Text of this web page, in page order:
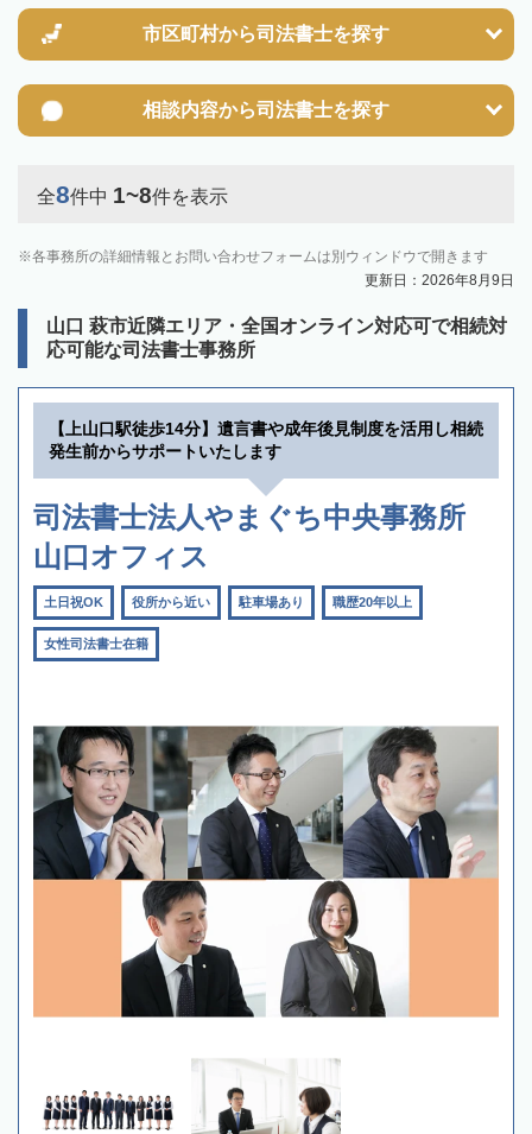
市区町村から司法書士を探す
相談内容から司法書士を探す
全8件中 1~8件を表示
各事務所の詳細情報とお問い合わせフォームは別ウィンドウで開きます
更新日：2026年8月9日
山口 萩市近隣エリア・全国オンライン対応可で相続対
応可能な司法書士事務所
【上山口駅徒歩14分】遺言書や成年後見制度を活用し相続
発生前からサポートいたします
司法書士法人やまぐち中央事務所
山口オフィス
土日祝OK 役所から近い 駐車場あり 職歴20年以上
女性司法書士在籍